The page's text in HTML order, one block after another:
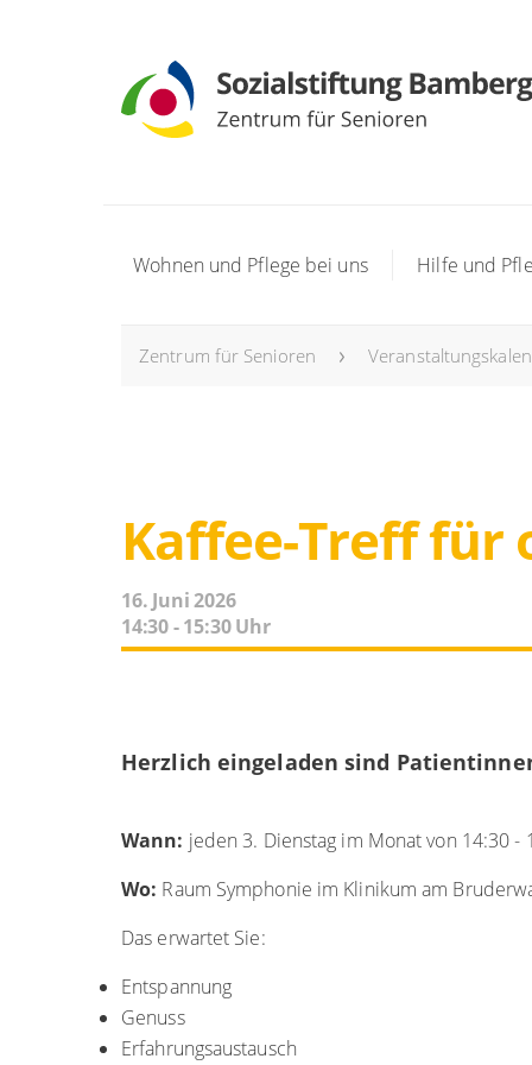
Wohnen und Pflege bei uns Hilfe und
Zentrum für Senioren
Kaffee-Treff für
16. Juni 2026
14:30 - 15:30 Uhr
Herzlich eingeladen sind
Wann: jeden 3. Dienstag im Monat von 14:30 -
Wo: Raum Symphonie im Klinikum am
Das erwartet Sie:
Entspannung
Genuss
Erfahrungsaustausch